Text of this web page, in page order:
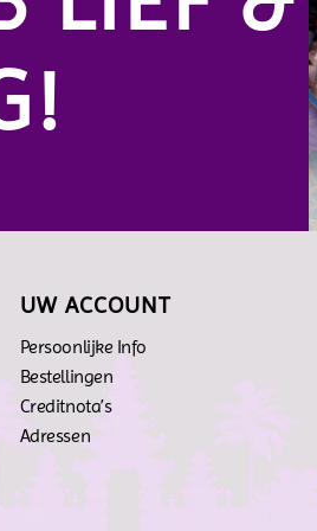
UW ACCOUNT
Persoonlijke Info
Bestellingen
Creditnota’s
Adressen